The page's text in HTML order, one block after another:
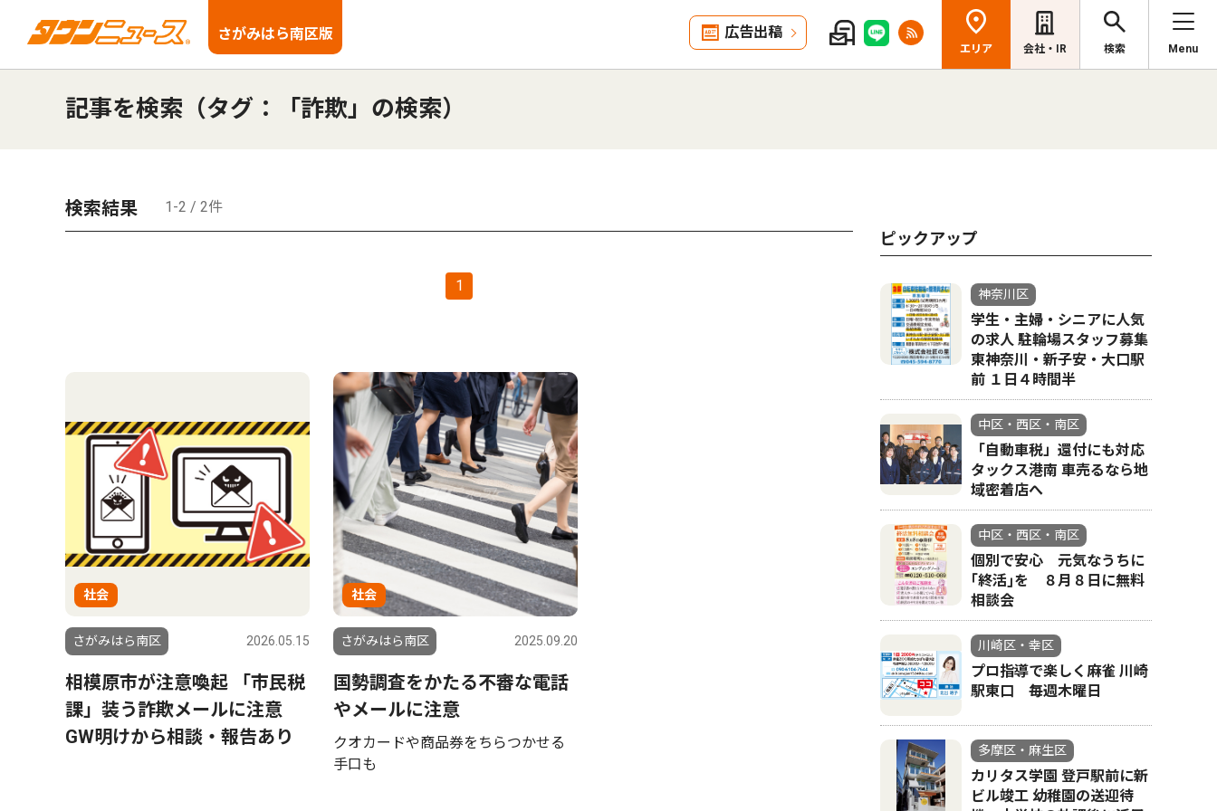
さがみはら南区版 広告出稿
エリア 会社・IR 検索 Menu
記事を検索（タグ：「詐欺」の検索）
検索結果 1-2 / 2件
1
社会
さがみはら南区 2026.05.15
相模原市が注意喚起 「市民税
課」装う詐欺メールに注意
GW明けから相談・報告あり
社会
さがみはら南区 2025.09.20
国勢調査をかたる不審な電話
やメールに注意
クオカードや商品券をちらつかせる
手口も
ピックアップ
神奈川区
学生・主婦・シニアに人気
の求人 駐輪場スタッフ募集
東神奈川・新子安・大口駅
前 １日４時間半
中区・西区・南区
「自動車税」還付にも対応
タックス港南 車売るなら地
域密着店へ
中区・西区・南区
個別で安心 元気なうちに
｢終活｣を ８月８日に無料
相談会
川崎区・幸区
プロ指導で楽しく麻雀 川崎
駅東口 毎週木曜日
多摩区・麻生区
カリタス学園 登戸駅前に新
ビル竣工 幼稚園の送迎待